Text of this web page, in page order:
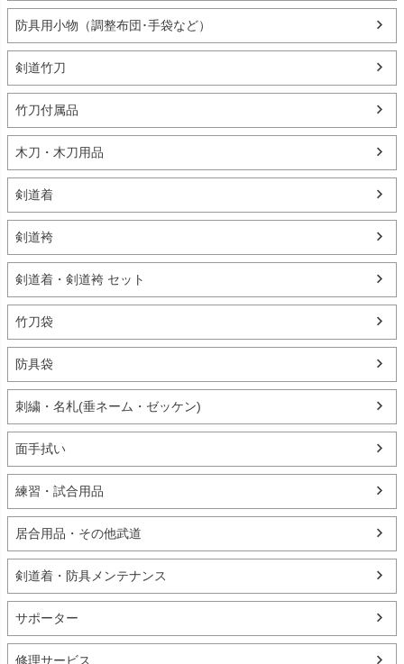
防具用小物（調整布団･手袋など）
剣道竹刀
竹刀付属品
木刀・木刀用品
剣道着
剣道袴
剣道着・剣道袴 セット
竹刀袋
防具袋
刺繍・名札(垂ネーム・ゼッケン)
面手拭い
練習・試合用品
居合用品・その他武道
剣道着・防具メンテナンス
サポーター
修理サービス